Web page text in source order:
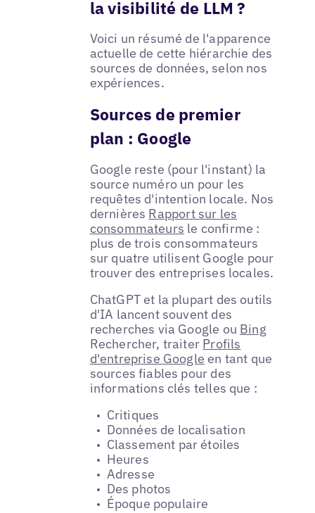
la visibilité de LLM ?
Voici un résumé de l'apparence
actuelle de cette hiérarchie des
sources de données, selon nos
expériences.
Sources de premier
plan : Google
Google reste (pour l'instant) la
source numéro un pour les
requêtes d'intention locale. Nos
dernières Rapport sur les
consommateurs le confirme :
plus de trois consommateurs
sur quatre utilisent Google pour
trouver des entreprises locales.
ChatGPT et la plupart des outils
d'IA lancent souvent des
recherches via Google ou Bing
Rechercher, traiter Profils
d'entreprise Google en tant que
sources fiables pour des
informations clés telles que :
Critiques
Données de localisation
Classement par étoiles
Heures
Adresse
Des photos
Époque populaire